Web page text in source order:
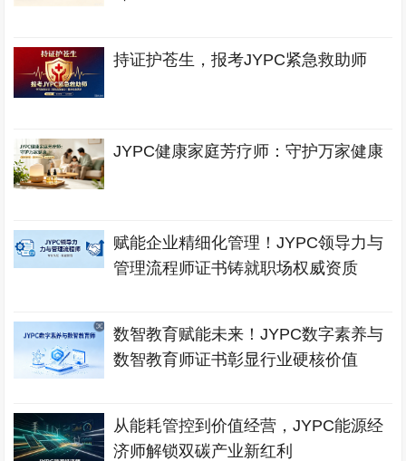
持证护苍生，报考JYPC紧急救助师
JYPC健康家庭芳疗师：守护万家健康
赋能企业精细化管理！JYPC领导力与
管理流程师证书铸就职场权威资质
数智教育赋能未来！JYPC数字素养与
数智教育师证书彰显行业硬核价值
从能耗管控到价值经营，JYPC能源经
济师解锁双碳产业新红利